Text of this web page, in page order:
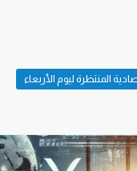
المنتظرة ليوم الأربعاء